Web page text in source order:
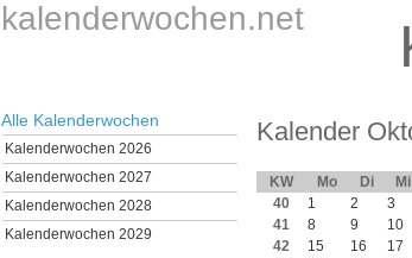
kalenderwochen.net
Alle Kalenderwochen
Kalenderwochen 2026
Kalenderwochen 2027
Kalenderwochen 2028
Kalenderwochen 2029
Kalender
KW Mo Di Mi
40
1 2 3
41
8 9 10
42
15 16 17